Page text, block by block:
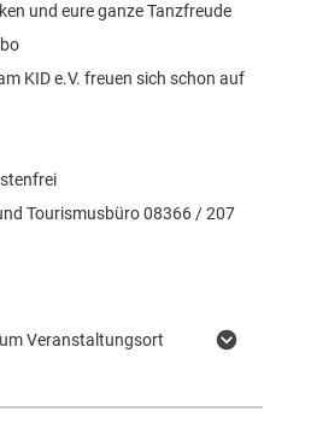
und eure ganze Tanzfreude
KID e.V. freuen sich schon auf
Tourismusbüro 08366 / 207
Veranstaltungsort